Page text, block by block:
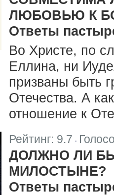
ЛЮБОВЬЮ К
Ответы
Во Христе, по
Еллина, ни
призваны быть
Отечества. А
отношение к
Рейтинг: 9.7 |
ДОЛЖНО ЛИ
МИЛОСТЫНЕ?
Ответы